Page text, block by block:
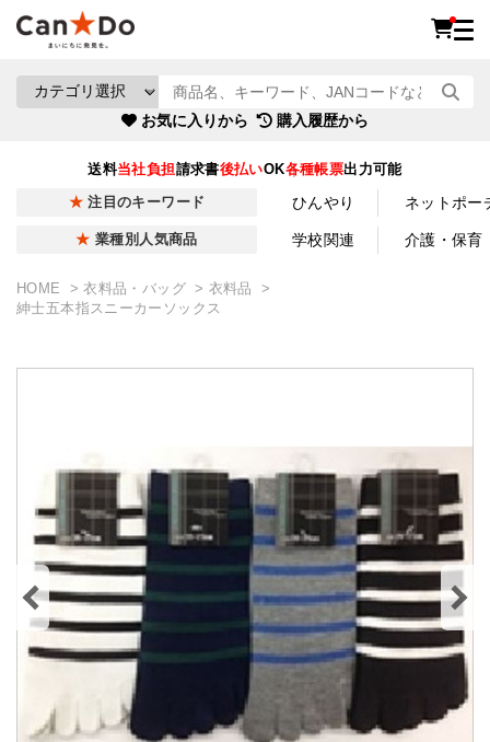
お気に入りから 購入履歴から
送料当社負担請求書後払いOK各種帳票出力可能
注目のキーワード ひんやり ネットポー
業種別人気商品 学校関連 介護・保育
HOME 衣料品・バッグ
衣料品
紳士五本指スニーカーソックス